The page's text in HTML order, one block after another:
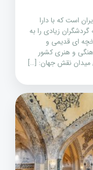
است که با دارا
زیادی را به
ای قدیمی و
و هنری کشور
نقش جهان: […]